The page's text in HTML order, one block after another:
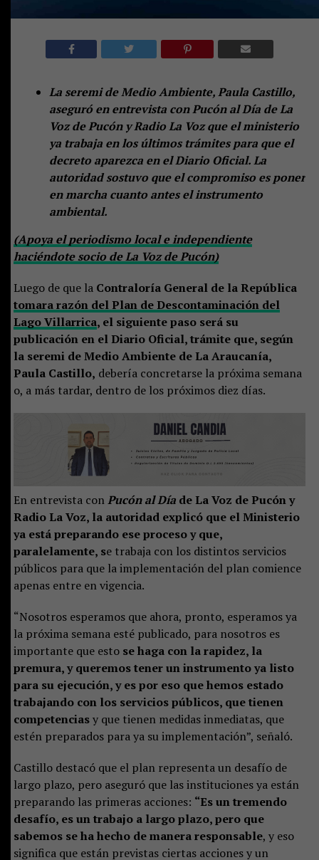
La seremi de Medio Ambiente, Paula Castillo,
aseguró en entrevista con Pucón al Día de La
Voz de Pucón y Radio La Voz que el ministerio
ya trabaja en los últimos trámites para que el
decreto aparezca en el Diario Oficial. La
autoridad sostuvo que el compromiso es poner
en marcha cuanto antes el instrumento
ambiental.
(Apoya el periodismo local e independiente
haciéndote socio de La Voz de Pucón)
Luego de que la Contraloría General de la República
tomara razón del Plan de Descontaminación del
Lago Villarrica, el siguiente paso será su
publicación en el Diario Oficial, trámite que, según
la seremi de Medio Ambiente de La Araucanía,
Paula Castillo, debería concretarse la próxima semana
o, a más tardar, dentro de los próximos diez días.
En entrevista conPucón al Díade La Voz de Pucón y
Radio La Voz, la autoridad explicó que el Ministerio
ya está preparando ese proceso y que,
paralelamente, se trabaja con los distintos servicios
públicos para que la implementación del plan comience
apenas entre en vigencia.
“Nosotros esperamos que ahora, pronto, esperamos ya
la próxima semana esté publicado, para nosotros es
importante que esto se haga con la rapidez, la
premura, y queremos tener un instrumento ya listo
para su ejecución, y es por eso que hemos estado
trabajando con los servicios públicos, que tienen
competenciasy que tienen medidas inmediatas, que
estén preparados para ya su implementación”, señaló.
Castillo destacó que el plan representa un desafío de
largo plazo, pero aseguró que las instituciones ya están
preparando las primeras acciones: “Es un tremendo
desafío, es un trabajo a largo plazo, pero que
sabemos se ha hecho de manera responsable, y eso
significa que están previstas ciertas acciones y un